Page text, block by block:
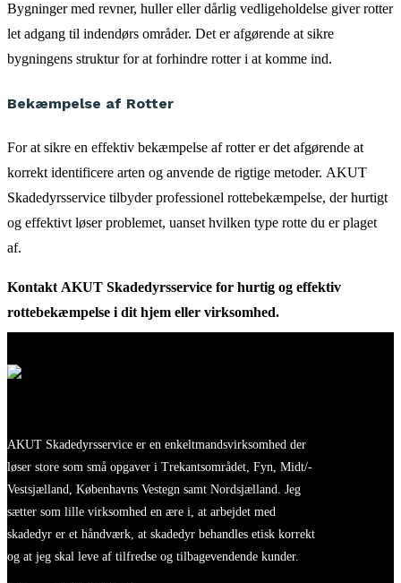
Bygninger med revner, huller eller dårlig vedligeholdelse giver rotter
let adgang til indendørs områder. Det er afgørende at sikre
bygningens struktur for at forhindre rotter i at komme ind.
Bekæmpelse af Rotter
For at sikre en effektiv bekæmpelse af rotter er det afgørende at
korrekt identificere arten og anvende de rigtige metoder. AKUT
Skadedyrsservice tilbyder professionel rottebekæmpelse, der hurtigt
og effektivt løser problemet, uanset hvilken type rotte du er plaget
af.
Kontakt AKUT Skadedyrsservice for hurtig og effektiv
rottebekæmpelse i dit hjem eller virksomhed.
AKUT Skadedyrsservice er en enkeltmandsvirksomhed der
løser store som små opgaver i Trekantsområdet, Fyn, Midt/-
Vestsjælland, Københavns Vestegn samt Nordsjælland. Jeg
sætter som lille virksomhed en ære i, at arbejdet med
skadedyr er et håndværk, at skadedyr behandles etisk korrekt
og at jeg skal leve af tilfredse og tilbagevendende kunder.